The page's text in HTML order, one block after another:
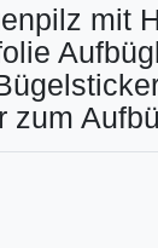
mit
zum